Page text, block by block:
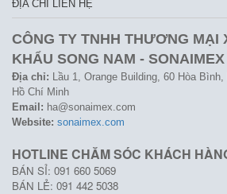
ĐỊA CHỈ LIÊN HỆ
CÔNG TY TNHH THƯƠNG MẠI
KHẨU SONG NAM - SONAIMEX
Địa chỉ:
Lầu 1, Orange Building, 60 Hòa
Hồ Chí Minh
Email: ha@sonaimex.com
Website: sonaimex.com
HOTLINE CHĂM SÓC KHÁCH
BÁN SỈ: 091 660 5069
BÁN LẺ: 091 442 5038